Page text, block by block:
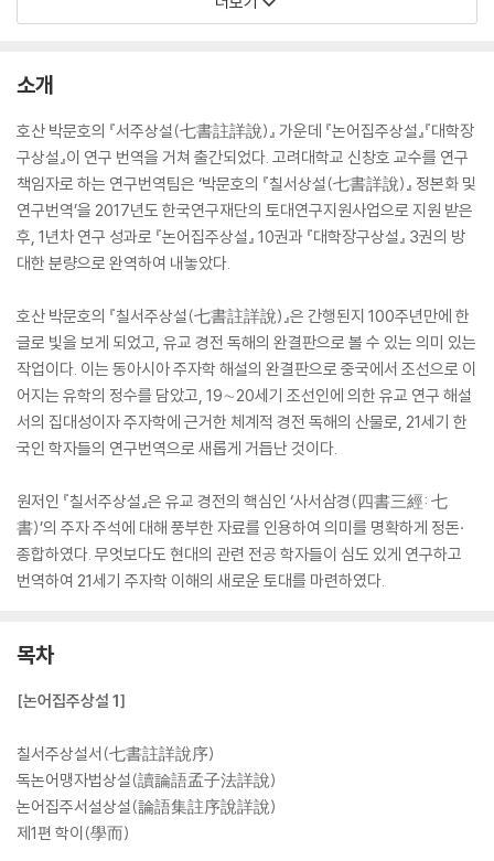
소개
호산 박문호의 『서주상설(七書註詳說)』 가운데 『논어집주상설』『대학장
구상설』이 연구 번역을 거쳐 출간되었다. 고려대학교 신창호 교수를 연구
책임자로 하는 연구번역팀은 ‘박문호의 『칠서상설(七書詳說)』 정본화 및
연구번역’을 2017년도 한국연구재단의 토대연구지원사업으로 지원 받은
후, 1년차 연구 성과로 『논어집주상설』 10권과 『대학장구상설』 3권의 방
대한 분량으로 완역하여 내놓았다.
호산 박문호의 『칠서주상설(七書註詳說)』은 간행된지 100주년만에 한
글로 빛을 보게 되었고, 유교 경전 독해의 완결판으로 볼 수 있는 의미 있는
작업이다. 이는 동아시아 주자학 해설의 완결판으로 중국에서 조선으로 이
어지는 유학의 정수를 담았고, 19∼20세기 조선인에 의한 유교 연구 해설
서의 집대성이자 주자학에 근거한 체계적 경전 독해의 산물로, 21세기 한
국인 학자들의 연구번역으로 새롭게 거듭난 것이다.
원저인 『칠서주상설』은 유교 경전의 핵심인 ‘사서삼경(四書三經: 七
書)’의 주자 주석에 대해 풍부한 자료를 인용하여 의미를 명확하게 정돈·
종합하였다. 무엇보다도 현대의 관련 전공 학자들이 심도 있게 연구하고
번역하여 21세기 주자학 이해의 새로운 토대를 마련하였다.
목차
[논어집주상설 1]
칠서주상설서(七書註詳說序)
독논어맹자법상설(讀論語孟子法詳說)
논어집주서설상설(論語集註序說詳說)
제1편 학이(學而)